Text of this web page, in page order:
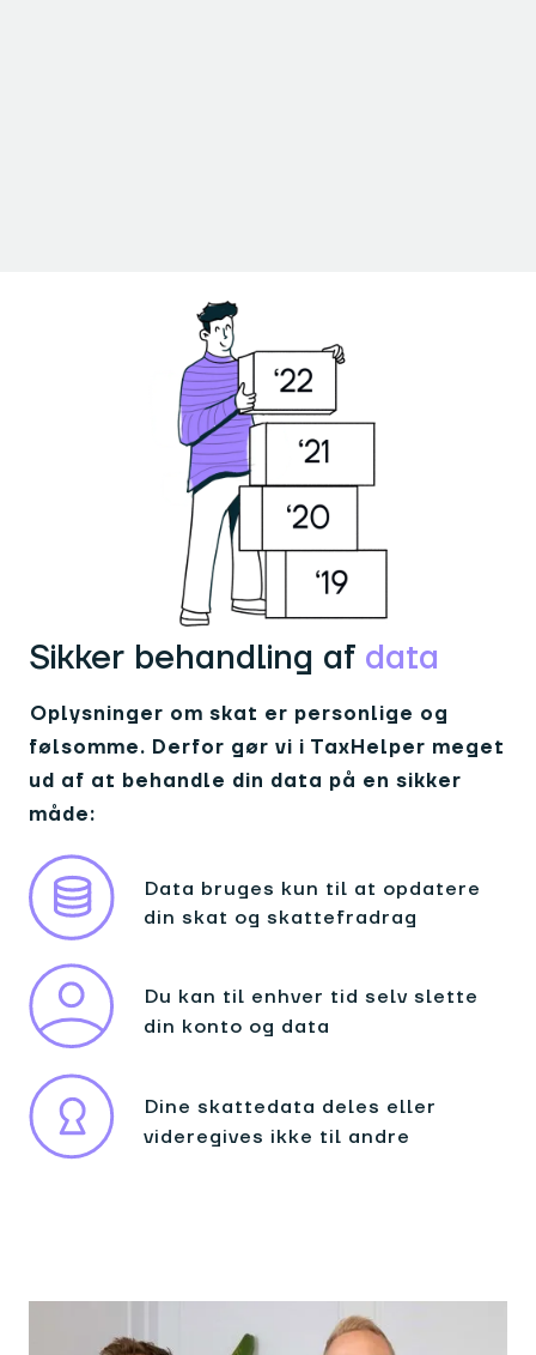
Sikker behandling af data
Oplysninger om skat er personlige og
følsomme. Derfor gør vi i TaxHelper meget
ud af at behandle din data på en sikker
måde:
Data bruges kun til at opdatere
din skat og skattefradrag
Du kan til enhver tid selv slette
din konto og data
Dine skattedata deles eller
videregives ikke til andre